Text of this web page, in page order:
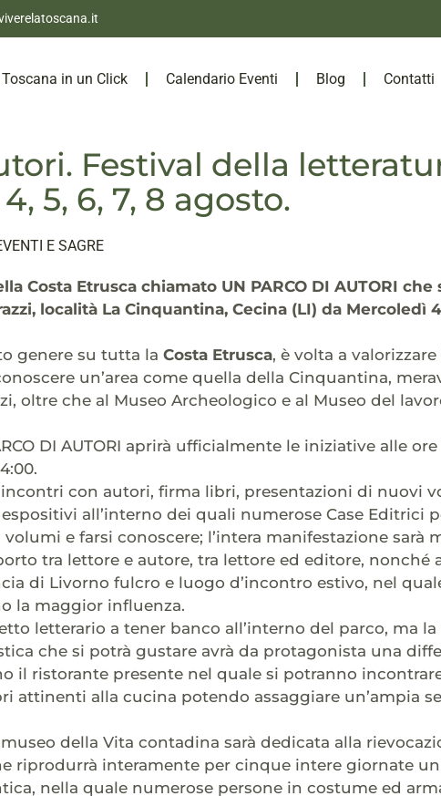
in un Click Calendario Eventi Blog Contatti
Festival della
5, 6, 7, 8 agosto.
E SAGRE
Costa Etrusca chiamato UN PARCO DI AUTORI che
località La Cinquantina, Cecina (LI) da Mercoledì
genere su tutta la Costa Etrusca, è volta a
un’area come quella della Cinquantina,
oltre che al Museo Archeologico e al Museo del
DI AUTORI aprirà ufficialmente le iniziative alle ore
con autori, firma libri, presentazioni di nuovi
all’interno dei quali numerose Case Editrici
e farsi conoscere; l’intera manifestazione sarà
tra lettore e autore, tra lettore ed editore, nonché
di Livorno fulcro e luogo d’incontro estivo, nel
la maggior influenza.
letterario a tener banco all’interno del parco, ma
che si potrà gustare avrà da protagonista una
il ristorante presente nel quale si potranno
attinenti alla cucina potendo assaggiare un’ampia
della Vita contadina sarà dedicata alla
riprodurrà interamente per cinque intere giornate un
nella quale numerose persone in costume ed